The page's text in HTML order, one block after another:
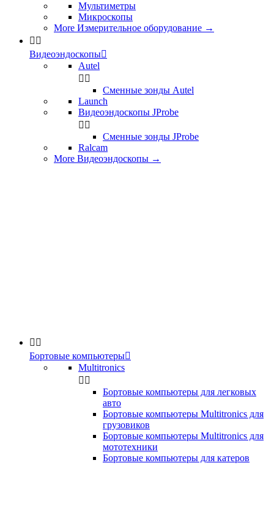
Мультиметры
Микроскопы
More Измерительное оборудование →
 
Видеоэндоскопы
Autel
 
Сменные зонды Autel
Launch
Видеоэндоскопы JProbe
 
Сменные зонды JProbe
Ralcam
More Видеоэндоскопы →
 
Бортовые компьютеры
Multitronics
 
Бортовые компьютеры для легковых
авто
Бортовые компьютеры Multitronics для
грузовиков
Бортовые компьютеры Multitronics для
мототехники
Бортовые компьютеры для катеров